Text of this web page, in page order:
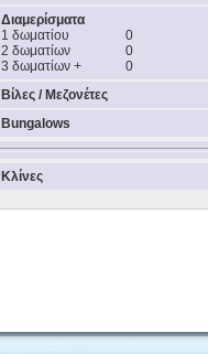
Διαμερίσματα
1 δωματίου
0
2 δωματίων
0
3 δωματίων +
0
Βίλες / Μεζονέτες
Bungalows
Κλίνες